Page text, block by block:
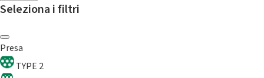
Seleziona i filtri
Presa
TYPE 2